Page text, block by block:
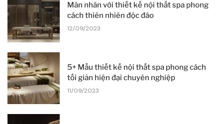
Mãn nhãn với thiết kế nội thất spa phong
cách thiên nhiên độc đáo
12/09/2023
5+ Mẫu thiết kế nội thất spa phong cách
tối giản hiện đại chuyên nghiệp
11/09/2023